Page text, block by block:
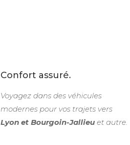
Confort assuré.
Voyagez dans des véhicules
modernes pour vos trajets vers
Lyon et Bourgoin-Jallieuet autre.